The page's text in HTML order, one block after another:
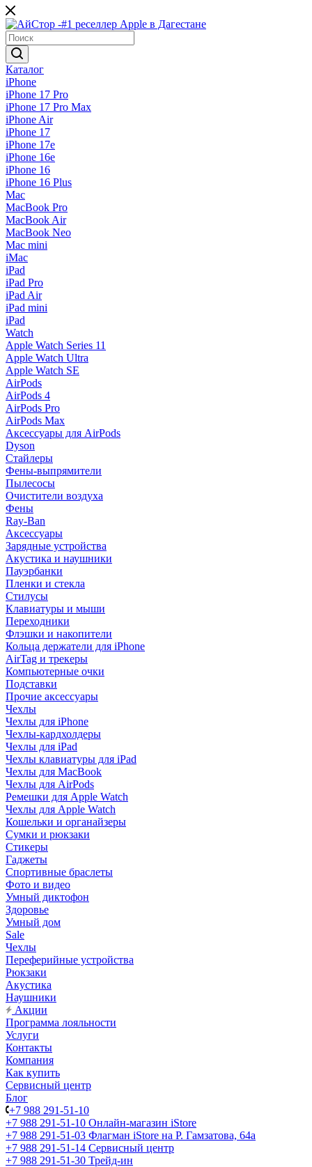
Каталог
iPhone
iPhone 17 Pro
iPhone 17 Pro Max
iPhone Air
iPhone 17
iPhone 17e
iPhone 16e
iPhone 16
iPhone 16 Plus
Mac
MacBook Pro
MacBook Air
MacBook Neo
Mac mini
iMac
iPad
iPad Pro
iPad Air
iPad mini
iPad
Watch
Apple Watch Series 11
Apple Watch Ultra
Apple Watch SE
AirPods
AirPods 4
AirPods Pro
AirPods Max
Аксессуары для AirPods
Dyson
Стайлеры
Фены-выпрямители
Пылесосы
Очистители воздуха
Фены
Ray-Ban
Аксессуары
Зарядные устройства
Акустика и наушники
Пауэрбанки
Пленки и стекла
Стилусы
Клавиатуры и мыши
Переходники
Флэшки и накопители
Кольца держатели для iPhone
AirTag и трекеры
Компьютерные очки
Подставки
Прочие аксессуары
Чехлы
Чехлы для iPhone
Чехлы-кардхолдеры
Чехлы для iPad
Чехлы клавиатуры для iPad
Чехлы для MacBook
Чехлы для AirPods
Ремешки для Apple Watch
Чехлы для Apple Watch
Кошельки и органайзеры
Сумки и рюкзаки
Стикеры
Гаджеты
Спортивные браслеты
Фото и видео
Умный диктофон
Здоровье
Умный дом
Sale
Чехлы
Переферийные устройства
Рюкзаки
Акустика
Наушники
Акции
Программа лояльности
Услуги
Контакты
Компания
Как купить
Сервисный центр
Блог
+7 988 291-51-10
+7 988 291-51-10 Онлайн-магазин iStore
+7 988 291-51-03 Флагман iStore на Р. Гамзатова, 64а
+7 988 291-51-14 Сервисный центр
+7 988 291-51-30 Трейд-ин